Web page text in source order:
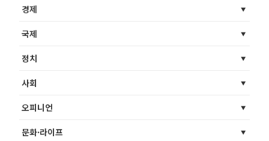
경제
국제
정치
사회
오피니언
문화·라이프